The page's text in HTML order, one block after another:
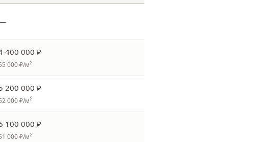
400 000 ₽
000 ₽/м²
200 000 ₽
000 ₽/м²
100 000 ₽
000 ₽/м²